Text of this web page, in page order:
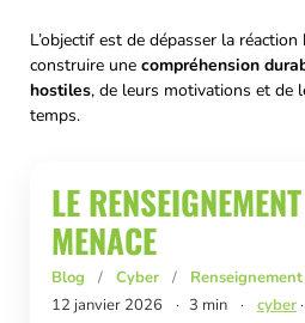
L’objectif est de dépasser la
construire une compréhension
hostiles, de leurs motivations et de
temps.
LE
MENACE
Blog / Cyber /
12 janvier 2026
· 3 min · cyber·